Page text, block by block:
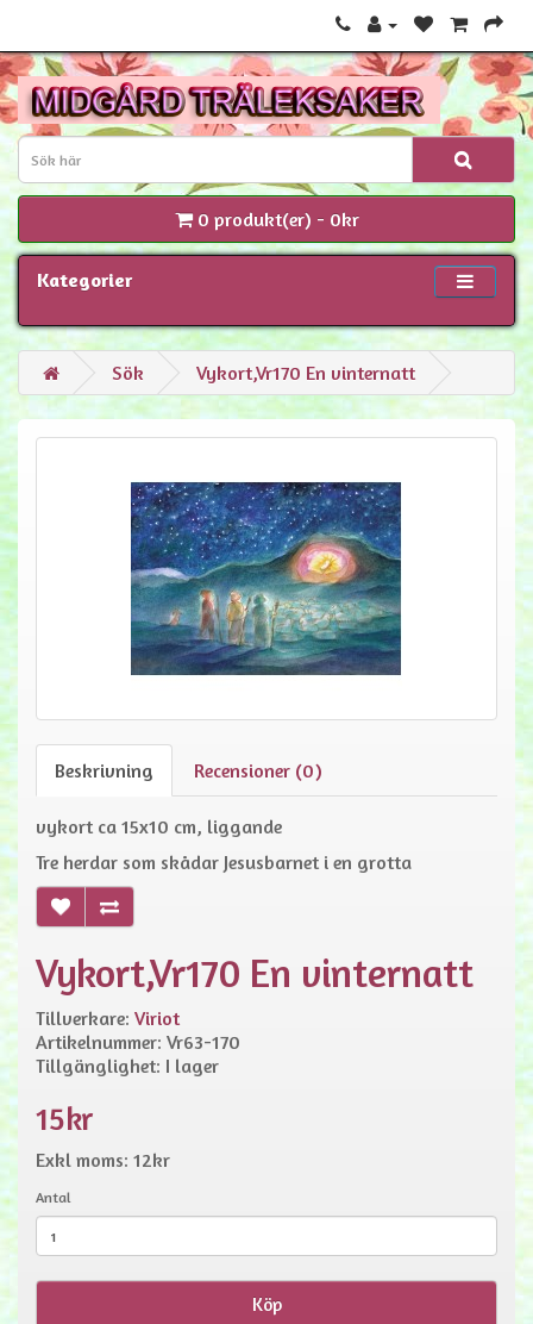
0 produkt(er) - 0kr
Kategorier
Sök Vykort,Vr170 En vinternatt
Beskrivning Recensioner (0)
vykort ca 15x10 cm, liggande
Tre herdar som skådar Jesusbarnet i en grotta
Vykort,Vr170 En vinternatt
Tillverkare: Viriot
Artikelnummer: Vr63-170
Tillgänglighet: I lager
15kr
Exkl moms: 12kr
Antal
Köp